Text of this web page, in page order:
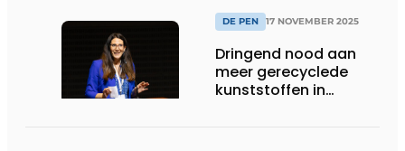
DE PEN 17 NOVEMBER 2025
Dringend nood aan
meer gerecyclede
kunststoffen in